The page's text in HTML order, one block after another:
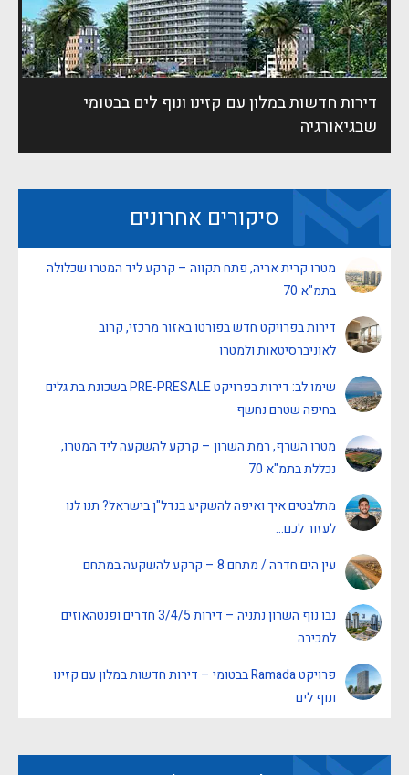
דירות חדשות במלון עם קזינו ונוף לים בבטומי
שבגיאורגיה
סיקורים אחרונים
מטרו קרית אריה, פתח תקווה – קרקע ליד המטרו שכלולה
בתמ"א 70
דירות בפרויקט חדש בפורטו באזור מרכזי, קרוב
לאוניברסיטאות ולמטרו
שימו לב: דירות בפרויקט PRE-PRESALE בשכונת בת גלים
בחיפה שטרם נחשף
מטרו השרף, רמת השרון – קרקע להשקעה ליד המטרו,
נכללת בתמ"א 70
מתלבטים איך ואיפה להשקיע בנדל"ן בישראל? תנו לנו
לעזור לכם…
עין הים חדרה / מתחם 8 – קרקע להשקעה במתחם
נבו נוף השרון נתניה – דירות 3/4/5 חדרים ופנטהאוזים
למכירה
פרויקט Ramada בבטומי – דירות חדשות במלון עם קזינו
ונוף לים